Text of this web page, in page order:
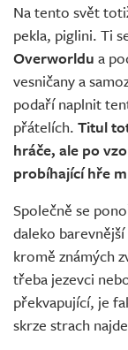
Na tento svět
pekla, piglini. Ti
Overworldu a
vesničany a
podaří naplnit
přátelích. Titul
hráče, ale po
probíhající hře
Společně se
daleko
kromě známých
třeba jezevci
překvapující, je
skrze strach